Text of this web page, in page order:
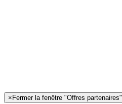
× Fermer la fenêtre "Offres partenaires"